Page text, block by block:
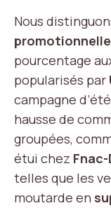
Nous
pourcentage
popularisés par
campagne
hausse de
groupées,
étui chez
telles que les
moutarde en